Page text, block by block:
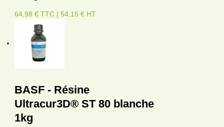
64,98 € TTC | 54,15 € HT
BASF - Résine
Ultracur3D® ST 80 blanche
1kg